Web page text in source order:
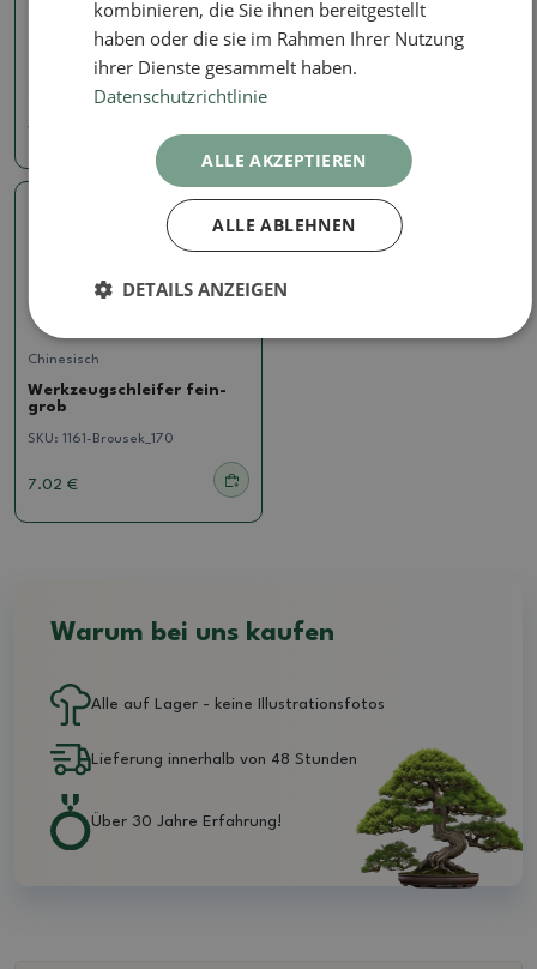
Chinesisch
Bonsai-Werkzeuge - Hever
10.33 €
Chinesisch
Bonsai-Werkzeuge - Hever
10.33 €
Chinesisch
Werkzeugschleifer fein-
grob
SKU: 1161-Brousek_170
7.02 €
Warum bei uns kaufen
Alle auf Lager - keine Illustrationsfotos
Lieferung innerhalb von 48 Stunden
Über 30 Jahre Erfahrung!
kombinieren, die Sie ihnen bereitgestellt
haben oder die sie im Rahmen Ihrer Nutzung
ihrer Dienste gesammelt haben.
Datenschutzrichtlinie
ALLE AKZEPTIEREN
ALLE ABLEHNEN
DETAILS ANZEIGEN